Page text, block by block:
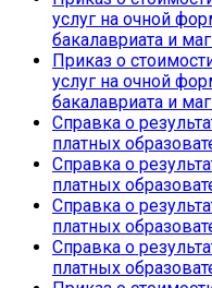
услуг на очной
бакалавриата и
Приказ о
услуг на очной
бакалавриата и
Справка о
платных
Справка о
платных
Справка о
платных
Справка о
платных